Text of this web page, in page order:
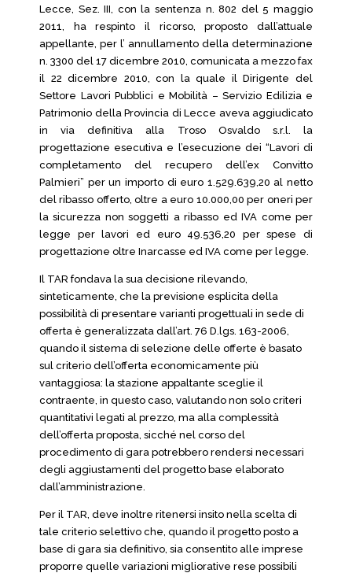
Lecce, Sez. III, con la sentenza n. 802 del 5 maggio
2011, ha respinto il ricorso, proposto dall’attuale
appellante, per l’ annullamento della determinazione
n. 3300 del 17 dicembre 2010, comunicata a mezzo fax
il 22 dicembre 2010, con la quale il Dirigente del
Settore Lavori Pubblici e Mobilità – Servizio Edilizia e
Patrimonio della Provincia di Lecce aveva aggiudicato
in via definitiva alla Troso Osvaldo s.r.l. la
progettazione esecutiva e l’esecuzione dei “Lavori di
completamento del recupero dell’ex Convitto
Palmieri” per un importo di euro 1.529.639,20 al netto
del ribasso offerto, oltre a euro 10.000,00 per oneri per
la sicurezza non soggetti a ribasso ed IVA come per
legge per lavori ed euro 49.536,20 per spese di
progettazione oltre Inarcasse ed IVA come per legge.
Il TAR fondava la sua decisione rilevando,
sinteticamente, che la previsione esplicita della
possibilità di presentare varianti progettuali in sede di
offerta è generalizzata dall’art. 76 D.lgs. 163-2006,
quando il sistema di selezione delle offerte è basato
sul criterio dell’offerta economicamente più
vantaggiosa: la stazione appaltante sceglie il
contraente, in questo caso, valutando non solo criteri
quantitativi legati al prezzo, ma alla complessità
dell’offerta proposta, sicché nel corso del
procedimento di gara potrebbero rendersi necessari
degli aggiustamenti del progetto base elaborato
dall’amministrazione.
Per il TAR, deve inoltre ritenersi insito nella scelta di
tale criterio selettivo che, quando il progetto posto a
base di gara sia definitivo, sia consentito alle imprese
proporre quelle variazioni migliorative rese possibili